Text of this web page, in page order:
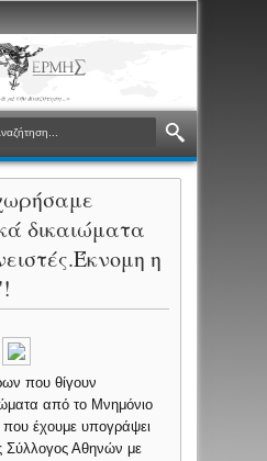
δικαιώματα
η
που θίγουν
από το Μνημόνιο
έχουμε υπογράψει
Σύλλογος Αθηνών με